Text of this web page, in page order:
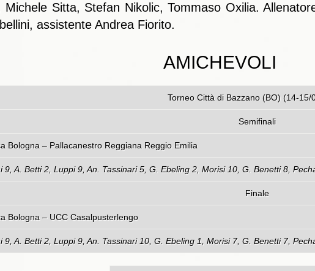
Michele Sitta, Stefan Nikolic, Tommaso Oxilia.
assistente Andrea Fiorito.
AMICHEVOLI
Torneo Città di Bazzano (BO) (14-15/
Semifinali
Banca Bologna – Pallacanestro Reggiana Reggio
9, A. Betti 2, Luppi 9, An. Tassinari 5, G. Ebeling 2, Morisi 10, G. Benetti 8,
Finale
Bologna – UCC Casalpusterlengo
9, A. Betti 2, Luppi 9, An. Tassinari 10, G. Ebeling 1, Morisi 7, G. Benetti 7,